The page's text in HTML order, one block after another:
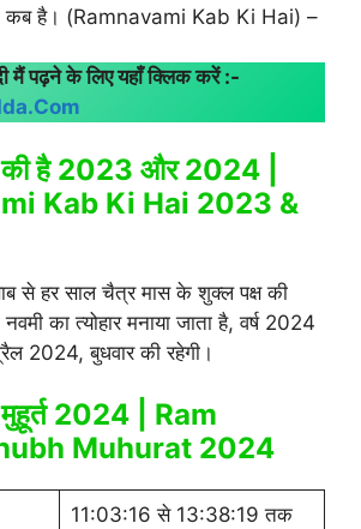
कब है। (Ramnavami Kab Ki Hai) –
मैं पढ़ने के लिए यहाँ क्लिक करें :-
की है 2023 और 2024 |
Kab Ki Hai 2023 &
से हर साल चैत्र मास के शुक्ल पक्ष की
का त्योहार मनाया जाता है, वर्ष 2024
2024, बुधवार की रहेगी।
मुहूर्त 2024 | Ram
Muhurat 2024
11:03:16 से 13:38:19 तक